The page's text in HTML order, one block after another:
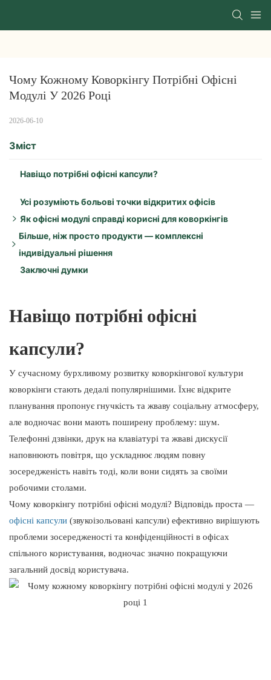
Чому Кожному Коворкінгу Потрібні Офісні
Модулі У 2026 Році
2026-06-10
Зміст
Навіщо потрібні офісні капсули?
Усі розуміють больові точки відкритих офісів
Як офісні модулі справді корисні для коворкінгів
Ключові переваги:
Відмінна звукоізоляція:
Гнучкі варіанти місткості:
Більше, ніж просто продукти — комплексні
індивідуальні рішення
Додаткові переваги включають:
Заключні думки
Навіщо потрібні офісні
капсули?
У сучасному бурхливому розвитку коворкінгової культури
коворкінги стають дедалі популярнішими. Їхнє відкрите
планування пропонує гнучкість та жваву соціальну атмосферу,
але водночас вони мають поширену проблему: шум.
Телефонні дзвінки, друк на клавіатурі та жваві дискусії
наповнюють повітря, що ускладнює людям повну
зосередженість навіть тоді, коли вони сидять за своїми
робочими столами.
Чому коворкінгу потрібні офісні модулі? Відповідь проста —
офісні капсули (звукоізольовані капсули) ефективно вирішують
проблеми зосередженості та конфіденційності в офісах
спільного користування, водночас значно покращуючи
загальний досвід користувача.